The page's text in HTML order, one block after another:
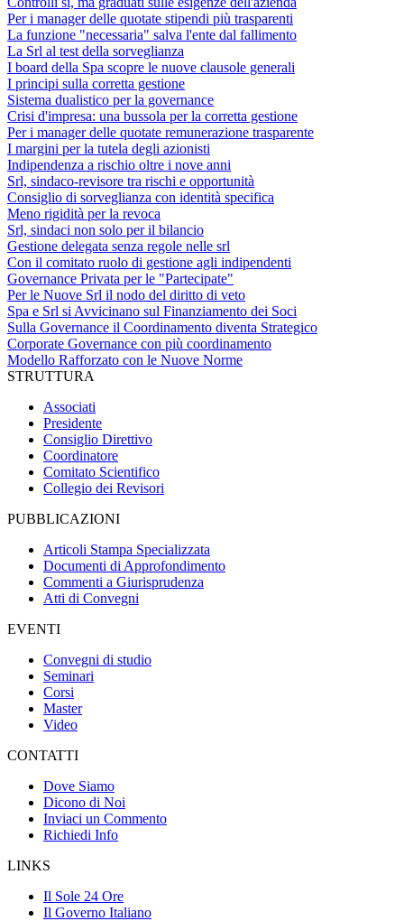
Per i manager delle quotate stipendi più trasparenti
La funzione "necessaria" salva l'ente dal fallimento
La Srl al test della sorveglianza
I board della Spa scopre le nuove clausole generali
I principi sulla corretta gestione
Sistema dualistico per la governance
Crisi d'impresa: una bussola per la corretta gestione
Per i manager delle quotate remunerazione trasparente
I margini per la tutela degli azionisti
Indipendenza a rischio oltre i nove anni
Srl, sindaco-revisore tra rischi e opportunità
Consiglio di sorveglianza con identità specifica
Meno rigidità per la revoca
Srl, sindaci non solo per il bilancio
Gestione delegata senza regole nelle srl
Con il comitato ruolo di gestione agli indipendenti
Governance Privata per le "Partecipate"
Per le Nuove Srl il nodo del diritto di veto
Spa e Srl si Avvicinano sul Finanziamento dei Soci
Sulla Governance il Coordinamento diventa Strategico
Corporate Governance con più coordinamento
Modello Rafforzato con le Nuove Norme
STRUTTURA
Associati
Presidente
Consiglio Direttivo
Coordinatore
Comitato Scientifico
Collegio dei Revisori
PUBBLICAZIONI
Articoli Stampa Specializzata
Documenti di Approfondimento
Commenti a Giurisprudenza
Atti di Convegni
EVENTI
Convegni di studio
Seminari
Corsi
Master
Video
CONTATTI
Dove Siamo
Dicono di Noi
Inviaci un Commento
Richiedi Info
LINKS
Il Sole 24 Ore
Il Governo Italiano